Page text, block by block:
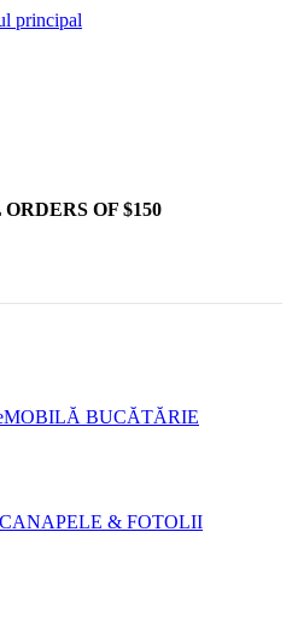
principal
OF $150
MOBILĂ BUCĂTĂRIE
CANAPELE & FOTOLII